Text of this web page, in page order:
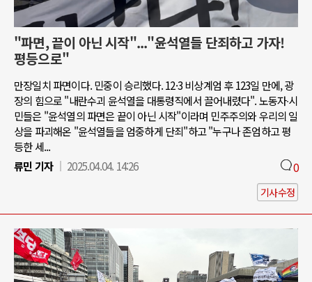
"파면, 끝이 아닌 시작"..."윤석열들 단죄하고 가자!
평등으로"
만장일치 파면이다. 민중이 승리했다. 12·3 비상계엄 후 123일 만에, 광
장의 힘으로 "내란수괴 윤석열을 대통령직에서 끌어내렸다". 노동자∙시
민들은 "윤석열의 파면은 끝이 아닌 시작"이라며 민주주의와 우리의 일
상을 파괴해온 "윤석열들을 엄중하게 단죄"하고 "누구나 존엄하고 평
등한 세...
류민 기자
2025.04.04. 14:26 0
기사수정